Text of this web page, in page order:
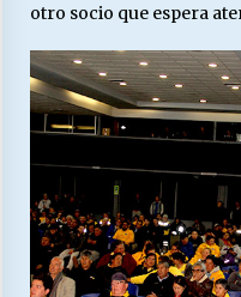
otro socio que espera